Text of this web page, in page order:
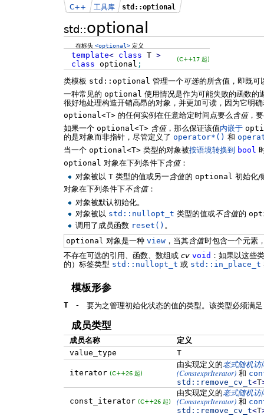
std::optional
C++ 工具库 std::optional
在标头<optional> 定义
template< class T >
class optional ;
(C++17 起)
类模板 std::optional 管理一个可选的所含值，即既可
一种常见的 optional 使用情况是作为可能失败的函数的
很好地处理构造开销高昂的对象，并更加可读，因为它明
optional<T> 的任何实例在任意给定时间点要么含值，
如果一个 optional<T> 含值，那么保证该值内嵌于
的是对象而非指针，尽管定义了 operator*() 和
当一个 optional<T> 类型的对象被按语境转换到 bool
optional 对象在下列条件下含值：
对象被以T 类型的值或另一含值的optional 初始化/
对象在下列条件下不含值：
对象被默认初始化。
对象被以 std::nullopt_t 类型的值或不含值的
调用了成员函数 reset() 。
optional 对象是一种 view，当其含值时包含一个元素
不存在可选的引用、函数、数组或 cv void ：如果以这些
的）标签类型 std::nullopt_t 或 std::in_place_t
模板形参
T - 要为之管理初始化状态的值的类型。该类型必须满足
成员类型
成员名称
定义
value_type
T
iterator (C++26 起)
由实现定义的老式随机访
(ConstexprIterator) 和
std:: remove_cv_t<T
const_iterator (C++26 起)
由实现定义的老式随机访
(ConstexprIterator) 和
std:: remove_cv_t<T